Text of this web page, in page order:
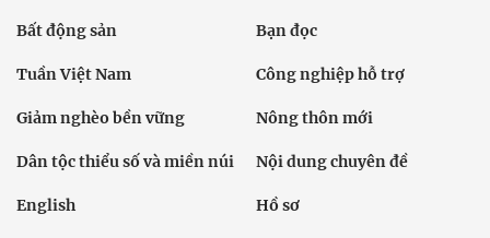
Bất động sản Bạn đọc
Tuần Việt Nam Công nghiệp hỗ trợ
Giảm nghèo bền vững Nông thôn mới
Dân tộc thiểu số và miền núi Nội dung chuyên đề
English Hồ sơ